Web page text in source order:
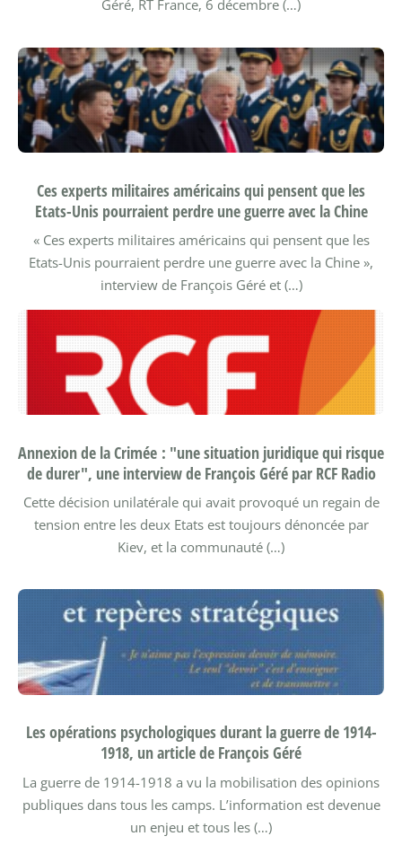
Géré, RT France, 6 décembre (…)
Ces experts militaires américains qui pensent que les
Etats-Unis pourraient perdre une guerre avec la Chine
« Ces experts militaires américains qui pensent que les
Etats-Unis pourraient perdre une guerre avec la Chine »,
interview de François Géré et (…)
Annexion de la Crimée : "une situation juridique qui risque
de durer", une interview de François Géré par RCF Radio
Cette décision unilatérale qui avait provoqué un regain de
tension entre les deux Etats est toujours dénoncée par
Kiev, et la communauté (…)
Les opérations psychologiques durant la guerre de 1914-
1918, un article de François Géré
La guerre de 1914-1918 a vu la mobilisation des opinions
publiques dans tous les camps. L’information est devenue
un enjeu et tous les (…)